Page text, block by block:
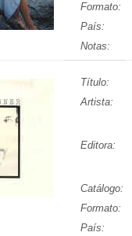
Formato:
País:
Notas:
Título:
Artista:
Editora:
Catálogo:
Formato:
País: